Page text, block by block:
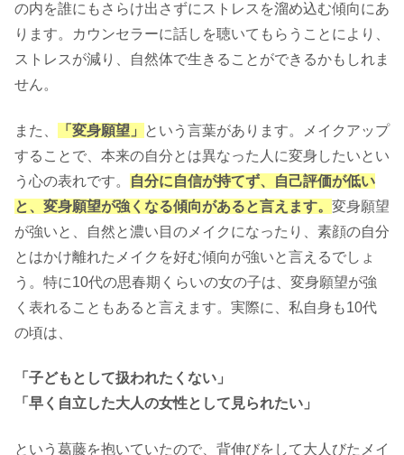
の内を誰にもさらけ出さずにストレスを溜め込む傾向にあ
ります。カウンセラーに話しを聴いてもらうことにより、
ストレスが減り、自然体で生きることができるかもしれま
せん。
また、 「変身願望」
という言葉があります。メイクアップ
することで、本来の自分とは異なった人に変身したいとい
う心の表れです。
自分に自信が持てず、自己評価が低い
と、変身願望が強くなる傾向があると言えます。 変身願望
が強いと、自然と濃い目のメイクになったり、素顔の自分
とはかけ離れたメイクを好む傾向が強いと言えるでしょ
う。特に10代の思春期くらいの女の子は、変身願望が強
く表れることもあると言えます。実際に、私自身も10代
の頃は、
「子どもとして扱われたくない」
「早く自立した大人の女性として見られたい」
という葛藤を抱いていたので、背伸びをして大人びたメイ